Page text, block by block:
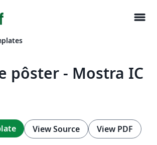
menu
pôster - Mostra IC
View Source View PDF